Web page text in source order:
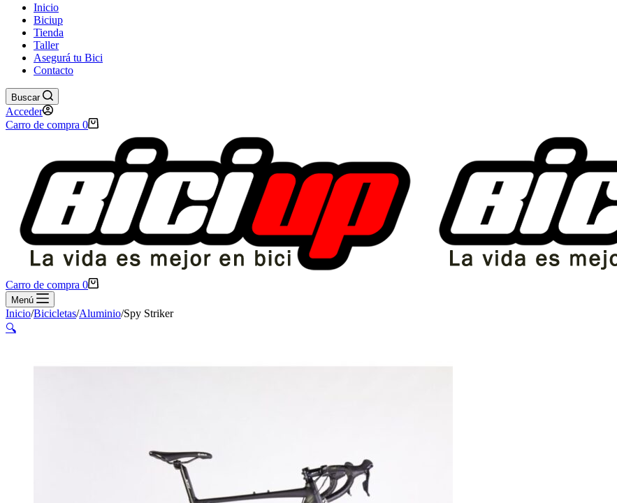
Inicio
Biciup
Tienda
Taller
Asegurá tu Bici
Contacto
Buscar
Acceder
Carro de compra 0
Carro de compra 0
Menú
Inicio/Bicicletas/Aluminio/Spy Striker
🔍